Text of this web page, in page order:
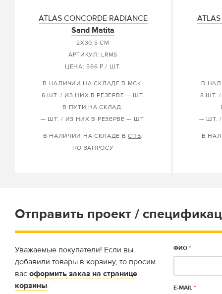
ATLAS CONCORDE RADIANCE
Sand Matita
2X30,5 СМ
АРТИКУЛ: LRMS
ЦЕНА: 566 ₽ / ШТ.
В НАЛИЧИИ НА СКЛАДЕ В МСК:
6 ШТ. / ИЗ НИХ В РЕЗЕРВЕ — ШТ.
В ПУТИ НА СКЛАД:
— ШТ. / ИЗ НИХ В РЕЗЕРВЕ — ШТ.
В НАЛИЧИИ НА СКЛАДЕ ВСПБ:
ПО ЗАПРОСУ
В
8 ШТ.
— ШТ.
В
Отправить проект /
Уважаемые покупатели! Если вы
добавили товары в корзину, то просим
вас оформить заказ на странице
корзины.
ФИО *
E-MAIL *